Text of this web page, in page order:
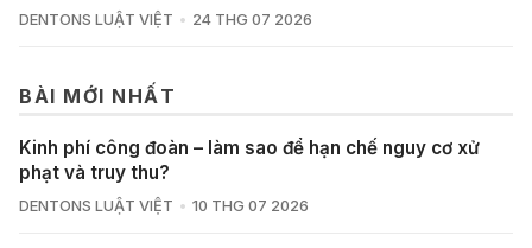
DENTONS LUẬT VIỆT 24 THG 07 2026
BÀI MỚI NHẤT
Kinh phí công đoàn – làm sao để hạn chế nguy cơ xử
phạt và truy thu?
DENTONS LUẬT VIỆT 10 THG 07 2026